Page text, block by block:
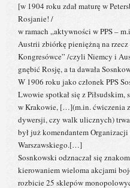
[w 1904 roku zdał maturę w
Rosjanie! /
w ramach „aktywności w PPS –
Austrii zbiórkę pieniężną na
Kongresówce” /czyli Niemcy i
gnębić Rosję, a ta dawała
W 1906 roku jako członek PPS
Lwowie spotkał się z
w Krakowie, […](m.in. ćwiczenia
dywersji, czy walk ulicznych)
był już komendantem
Warszawskiego.[…]
Sosnkowski odznaczał się
kierowaniem wieloma akcjami
rozbicie 25 sklepów